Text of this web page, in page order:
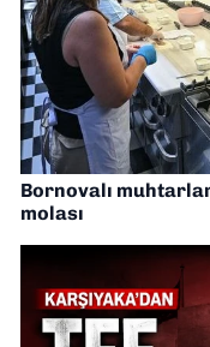
Bornovalı
molası